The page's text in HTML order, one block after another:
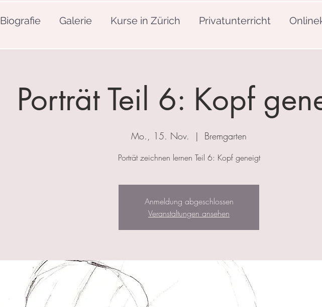
Biografie Galerie Kurse in Zürich Privatunterricht
Porträt Teil 6: Kopf
Mo., 15. Nov.
  |
Bremgarten
Porträt zeichnen lernen Teil 6: Kopf geneigt
Anmeldung abgeschlossen
Veranstaltungen ansehen